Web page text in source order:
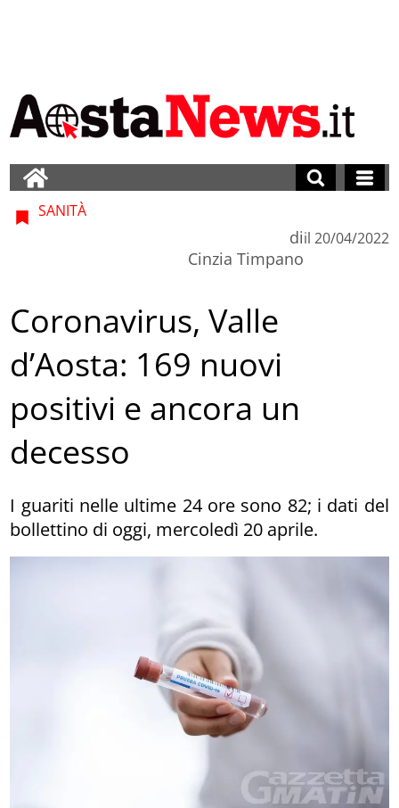
SANITÀ
di
Cinzia Timpano
il 20/04/2022
Coronavirus, Valle
d’Aosta: 169 nuovi
positivi e ancora un
decesso
I guariti nelle ultime 24 ore sono 82; i dati del
bollettino di oggi, mercoledì 20 aprile.